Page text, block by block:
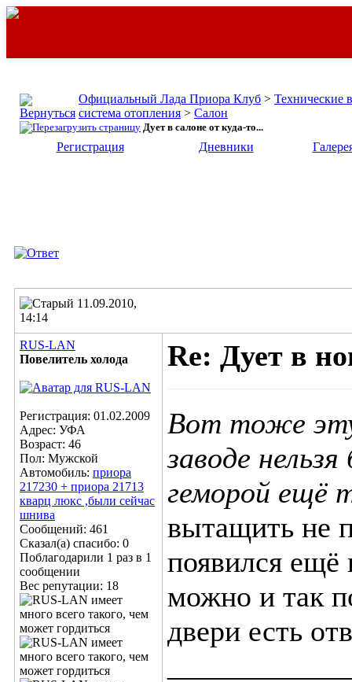
Официальный Лада Приора Клуб > Технические
система отопления > Салон
Дует в салоне от куда-то...
Регистрация Дневники
11.09.2010,
14:14
RUS-LAN
Повелитель холода
Регистрация: 01.02.2009
Адрес: УФА
Возраст: 46
Пол: Мужской
Автомобиль: приора
217230 + приора 21713
кварц люкс ,были сейчас
шнива
Сообщений: 461
Сказал(а) спасибо: 0
Поблагодарили 1 раз в 1
сообщении
Вес репутации: 18
Re: Дует в
Вот тоже
заводе
геморой ещё
вытащить не
появился ещё
можно и так
двери есть